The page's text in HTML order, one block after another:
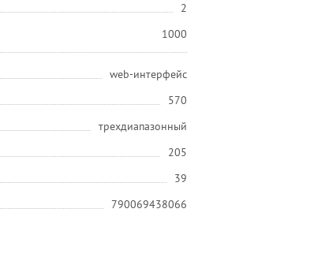
2
1000
web-интерфейс
570
трехдиапазонный
205
39
790069438066